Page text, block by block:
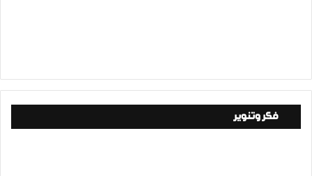
فكر وتنوير